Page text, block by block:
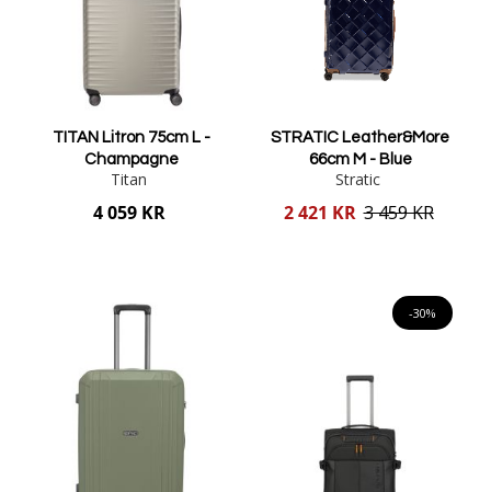
TITAN Litron 75cm L -
Champagne
Titan
4 059 KR
STRATIC Leather&More
66cm M - Blue
Stratic
Reducerat
2 421 KR 3 459 KR
-30%